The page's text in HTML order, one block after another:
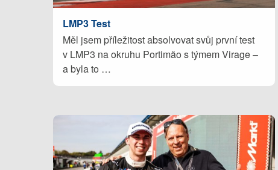
LMP3 Test
Měl jsem příležitost absolvovat svůj první test
v LMP3 na okruhu Portimão s týmem Virage –
a byla to …